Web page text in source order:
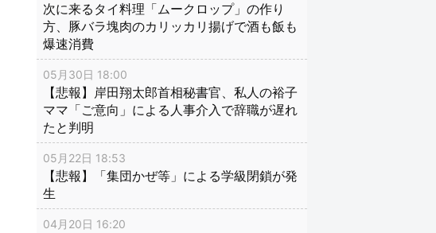
次に来るタイ料理「ムークロップ」の作り
方、豚バラ塊肉のカリッカリ揚げで酒も飯も
爆速消費
05月30日 18:00
【悲報】岸田翔太郎首相秘書官、私人の裕子
ママ「ご意向」による人事介入で辞職が遅れ
たと判明
05月22日 18:53
【悲報】「集団かぜ等」による学級閉鎖が発
生
04月20日 16:20